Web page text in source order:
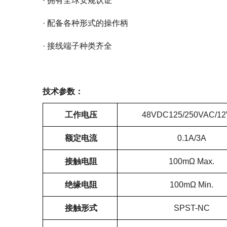
· 配备各种形式的操作柄
· 接线端子种类齐全
技术参数：
工作电压 48VDC125/250VAC/
额定电流 0.1A/3A
接触电阻 100mΩ Max.
绝缘电阻 100mΩ Min.
接触形式 SPST-NC